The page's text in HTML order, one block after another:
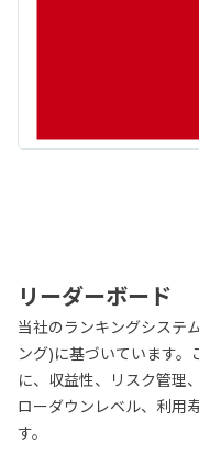
リーダーボード
当社のランキングシステ
ング)に基づいています
に、収益性、リスク管理
ローダウンレベル、利用
す。